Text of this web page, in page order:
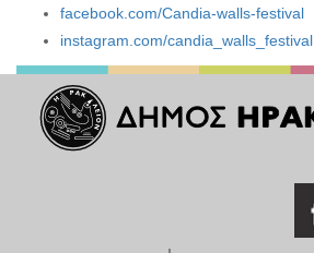
facebook.com/Candia-walls-festival
instagram.com/candia_walls_festival